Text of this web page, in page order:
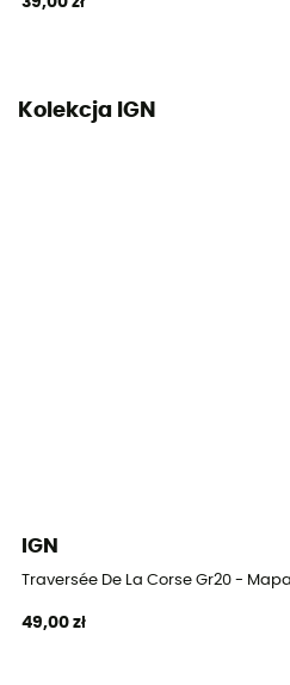
Kolekcja IGN
IGN
Traversée De La Corse Gr20 -
49,00 zł